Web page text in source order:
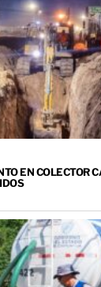
EN COLECTOR